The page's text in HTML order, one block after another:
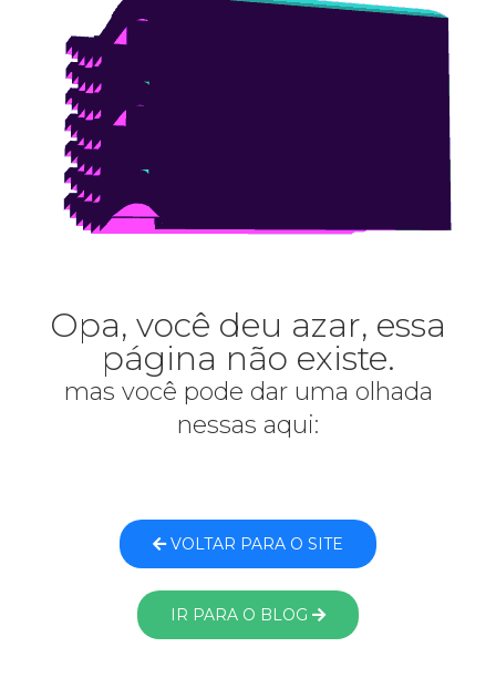
Opa, você deu azar, essa
página não existe.
mas você pode dar uma olhada
nessas aqui:
VOLTAR PARA O SITE
IR PARA O BLOG